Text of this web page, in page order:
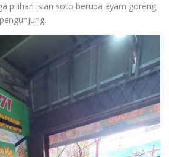
pilihan isian soto berupa ayam goreng